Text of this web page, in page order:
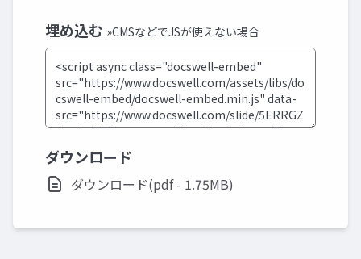
埋め込む »CMSなどでJSが使えない場合
ダウンロード
ダウンロード(pdf - 1.75MB)